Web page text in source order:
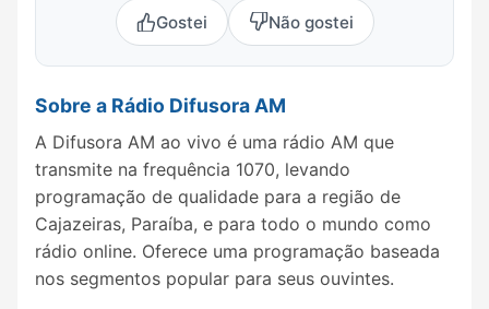
Gostei Não gostei
Sobre a Rádio Difusora AM
A Difusora AM ao vivo é uma rádio AM que
transmite na frequência 1070, levando
programação de qualidade para a região de
Cajazeiras, Paraíba, e para todo o mundo como
rádio online. Oferece uma programação baseada
nos segmentos popular para seus ouvintes.